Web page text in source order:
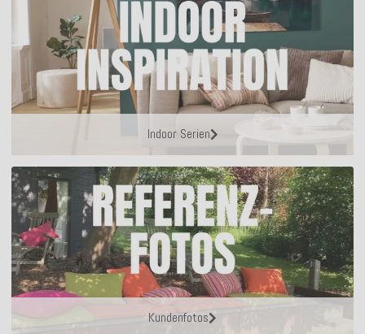
Indoor Serien
Kundenfotos